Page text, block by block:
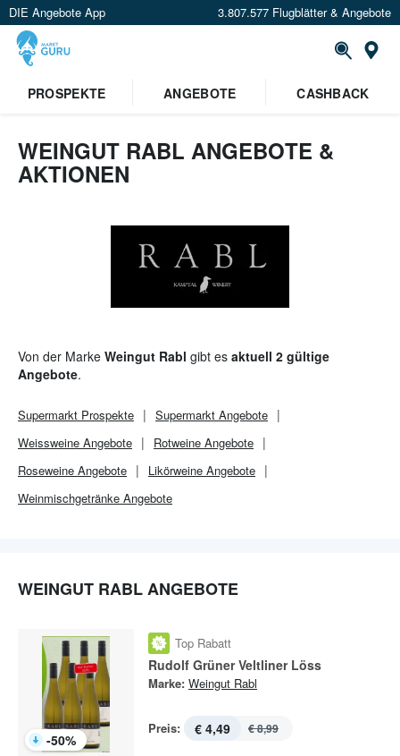
DIE Angebote App 3.807.577 Flugblätter & Angebote
PROSPEKTE
ANGEBOTE CASHBACK
WEINGUT RABL ANGEBOTE &
AKTIONEN
Von der Marke Weingut Rabl gibt es aktuell 2 gültige
Angebote.
Supermarkt Prospekte Supermarkt Angebote
Weissweine Angebote
Rotweine Angebote
Roseweine Angebote
Likörweine Angebote
Weinmischgetränke Angebote
WEINGUT RABL ANGEBOTE
-50%
Top Rabatt
Rudolf Grüner Veltliner Löss
Marke: Weingut Rabl
Preis: € 4,49 € 8,99